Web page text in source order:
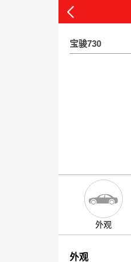
宝骏730
外观
外观